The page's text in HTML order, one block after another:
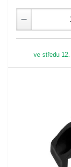
ve středu